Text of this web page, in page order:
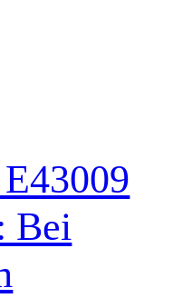
Bei